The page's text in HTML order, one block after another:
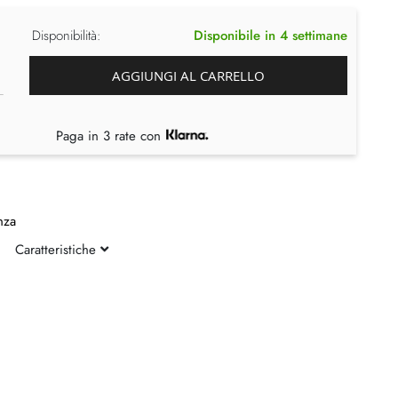
Disponibilità: Disponibile in 4 settimane
AGGIUNGI AL CARRELLO
Paga in 3 rate con
Caratteristiche